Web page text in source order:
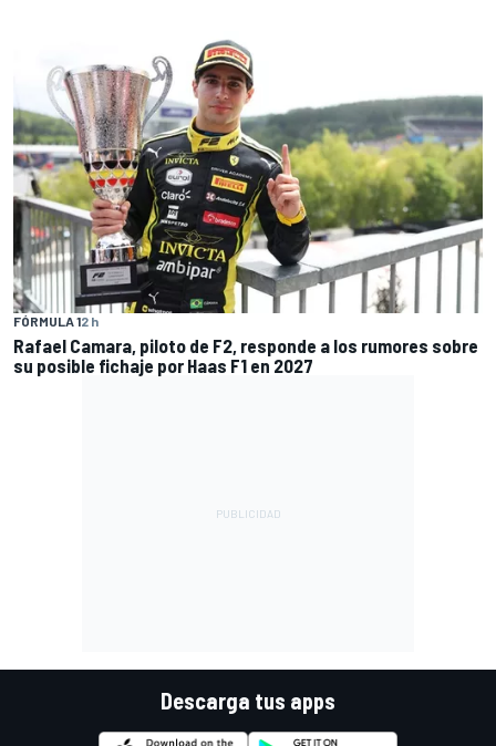
FÓRMULA 12 h
Rafael Camara, piloto de F2, responde a los rumores sobre
su posible fichaje por Haas F1 en 2027
Descarga tus apps